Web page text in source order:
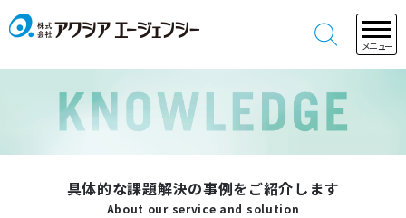
メニュー
具体的な課題解決の事例をご紹介します
About our service and solution